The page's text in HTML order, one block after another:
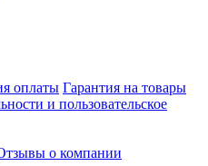
оплаты Гарантия на товары
и пользовательское
о компании